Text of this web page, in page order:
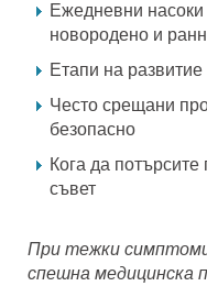
Ежедневни насоки
новородено и
Етапи на развитие
Често срещани
безопасно
Кога да
съвет
При тежки
спешна медицинска